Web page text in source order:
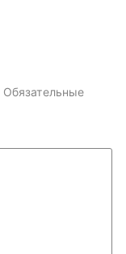
Обязательные